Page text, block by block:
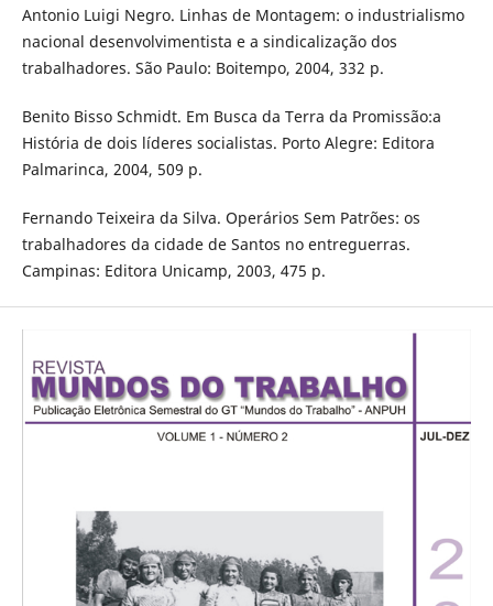
Antonio Luigi Negro. Linhas de Montagem: o industrialismo
nacional desenvolvimentista e a sindicalização dos
trabalhadores. São Paulo: Boitempo, 2004, 332 p.
Benito Bisso Schmidt. Em Busca da Terra da Promissão:a
História de dois líderes socialistas. Porto Alegre: Editora
Palmarinca, 2004, 509 p.
Fernando Teixeira da Silva. Operários Sem Patrões: os
trabalhadores da cidade de Santos no entreguerras.
Campinas: Editora Unicamp, 2003, 475 p.